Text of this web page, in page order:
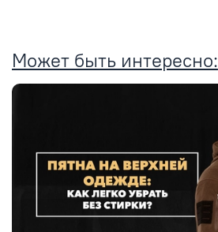
Может быть интересно: